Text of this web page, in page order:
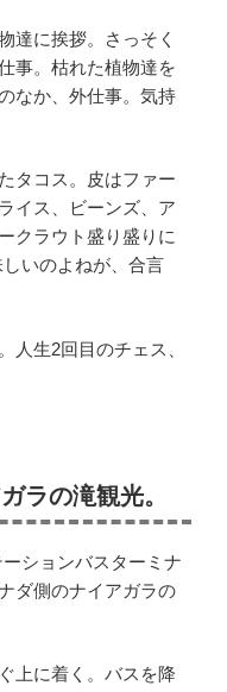
達に挨拶。さっそく
事。枯れた植物達を
なか、外仕事。気持
タコス。皮はファー
イス、ビーンズ、ア
クラウト盛り盛りに
いのよねが、合言
人生2回目のチェス、
ラの滝観光。
ションバスターミナ
ダ側のナイアガラの
上に着く。バスを降